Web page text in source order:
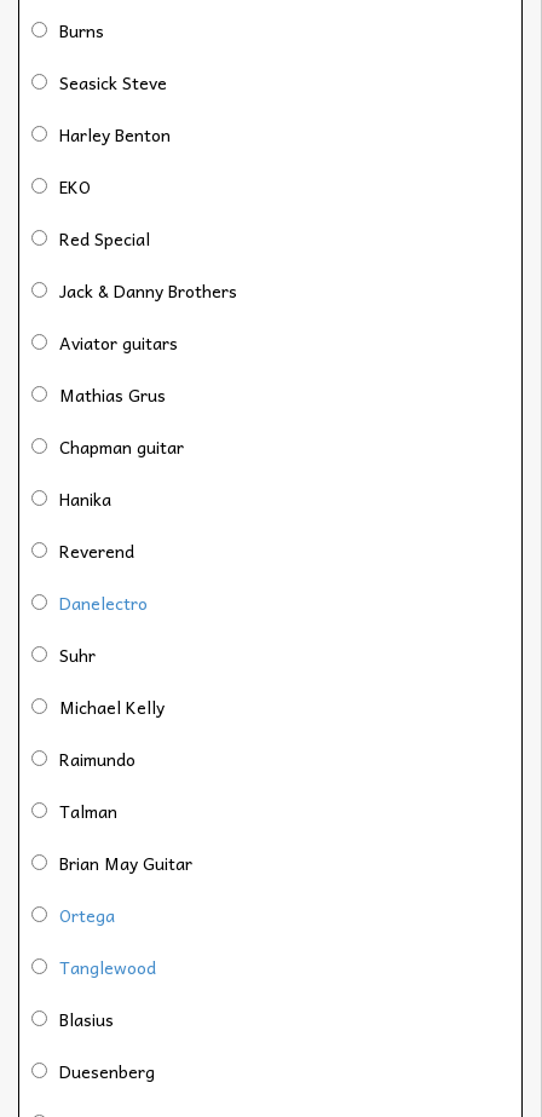
Burns
Seasick Steve
Harley Benton
EKO
Red Special
Jack & Danny Brothers
Aviator guitars
Mathias Grus
Chapman guitar
Hanika
Reverend
Danelectro
Suhr
Michael Kelly
Raimundo
Talman
Brian May Guitar
Ortega
Tanglewood
Blasius
Duesenberg